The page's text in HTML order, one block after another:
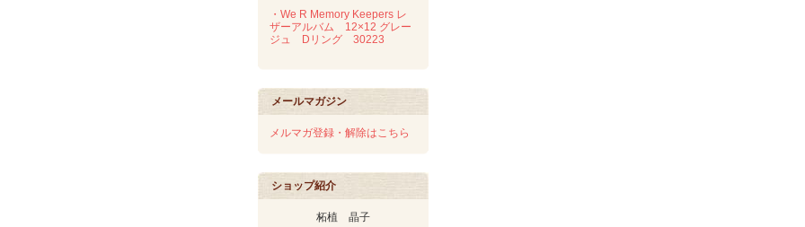
・We R Memory Keepers レ
ザーアルバム 12×12 グレー
ジュ Dリング 30223
メールマガジン
メルマガ登録・解除はこちら
ショップ紹介
柘植 晶子